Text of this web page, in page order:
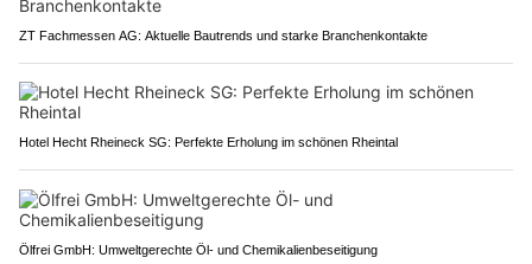
ZT Fachmessen AG: Aktuelle Bautrends und starke Branchenkontakte
Hotel Hecht Rheineck SG: Perfekte Erholung im schönen Rheintal
Ölfrei GmbH: Umweltgerechte Öl- und Chemikalienbeseitigung